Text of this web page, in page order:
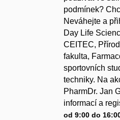
podmínek?
Neváhejte a
Day Life
CEITEC,
fakulta,
sportovních
techniky. Na
PharmDr. Jan
informací a
od 9:00 do